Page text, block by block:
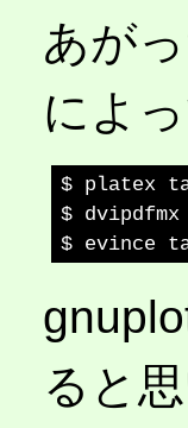
あが
によ
$ platex
$
ると